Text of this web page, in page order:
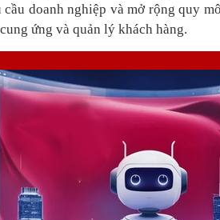
cầu doanh nghiệp và mở rộng quy
ứng và quản lý khách hàng.